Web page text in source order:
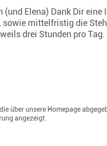
Elena) Dank Dir
mittelfristig die
drei Stunden pro Tag.
über unsere Homepage
angezeigt.